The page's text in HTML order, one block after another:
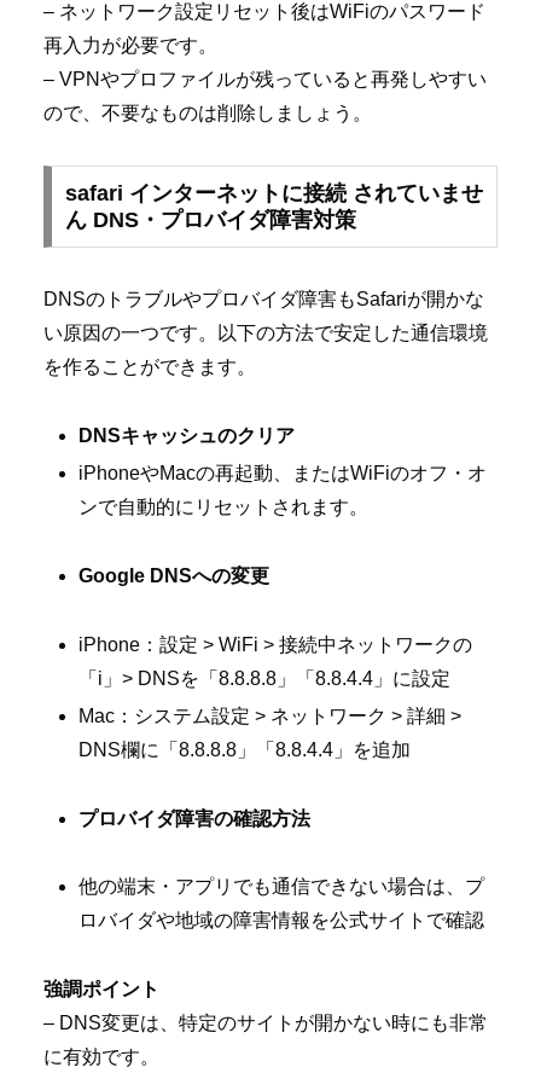
– ネットワーク設定リセット後はWiFiのパスワード
再入力が必要です。
– VPNやプロファイルが残っていると再発しやすい
ので、不要なものは削除しましょう。
safari インターネットに接続 されていませ
ん DNS・プロバイダ障害対策
DNSのトラブルやプロバイダ障害もSafariが開かな
い原因の一つです。以下の方法で安定した通信環境
を作ることができます。
DNSキャッシュのクリア
iPhoneやMacの再起動、またはWiFiのオフ・オ
ンで自動的にリセットされます。
Google DNSへの変更
iPhone：設定 > WiFi > 接続中ネットワークの
「i」> DNSを「8.8.8.8」「8.8.4.4」に設定
Mac：システム設定 > ネットワーク > 詳細 >
DNS欄に「8.8.8.8」「8.8.4.4」を追加
プロバイダ障害の確認方法
他の端末・アプリでも通信できない場合は、プ
ロバイダや地域の障害情報を公式サイトで確認
強調ポイント
– DNS変更は、特定のサイトが開かない時にも非常
に有効です。